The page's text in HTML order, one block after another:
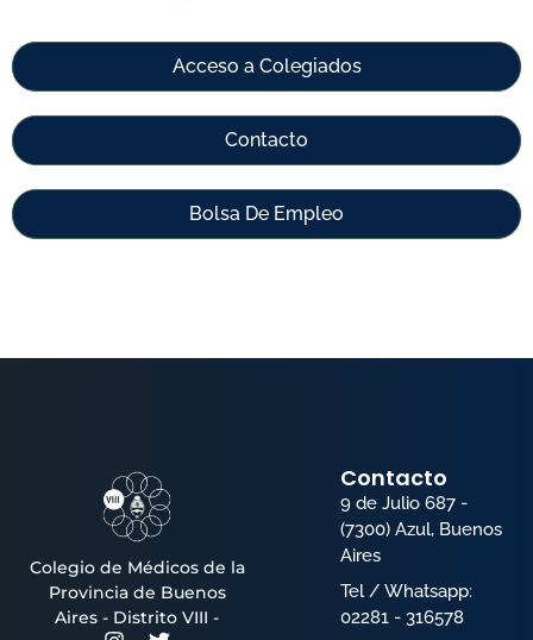
Acceso a Colegiados
Contacto
Bolsa De Empleo
Colegio de Médicos de la
Provincia de Buenos
Aires - Distrito VIII -
Contacto
9 de Julio 687 -
(7300) Azul, Buenos
Aires
Tel / Whatsapp:
02281 - 316578